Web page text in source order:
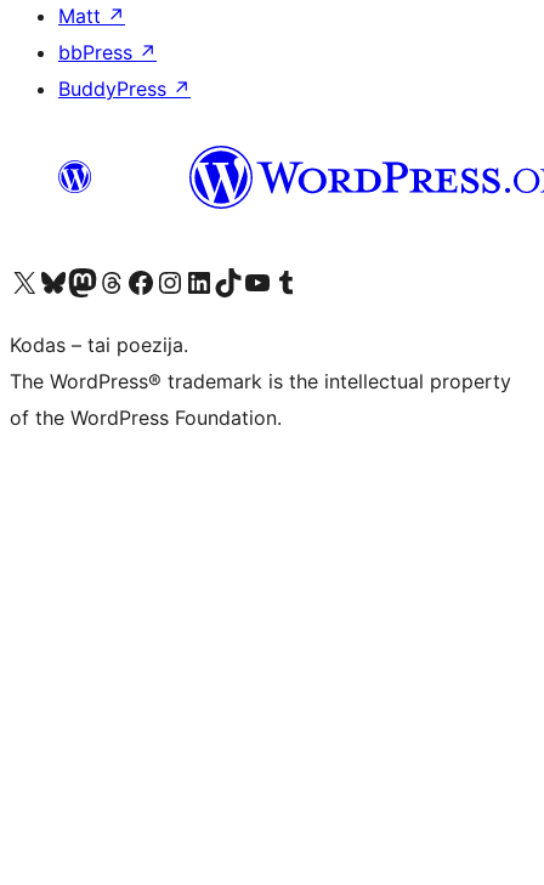
Matt ↗
bbPress ↗
BuddyPress ↗
Visit our X (formerly Twitter) account
Apsilankykite mūsų Bluesky paskyroje
Visit our Mastodon account
Apsilankykite mūsų Threads paskyroje
Visit our Facebook page
Visit our Instagram account
Visit our LinkedIn account
Apsilankykite mūsų TikTok paskyroje
Visit our YouTube channel
Apsilankykite mūsų Tumblr paskyroje
Kodas – tai poezija.
The WordPress® trademark is the intellectual property
of the WordPress Foundation.